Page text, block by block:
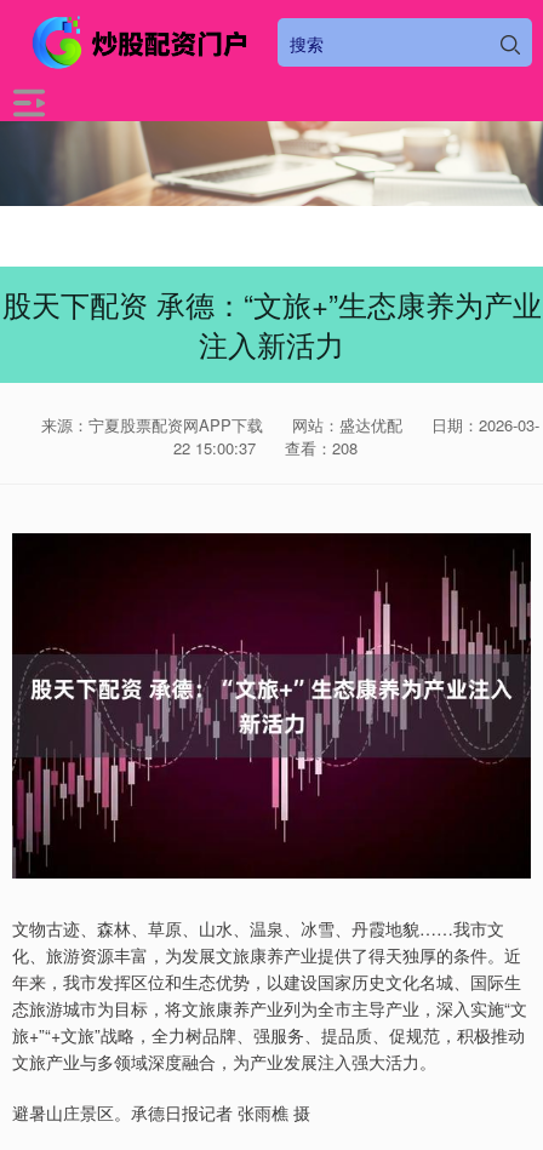
股天下配资 承德：“文旅+”生态康养为产业
注入新活力
来源：宁夏股票配资网APP下载 网站：盛达优配
日期：2026-03-
22 15:00:37
查看：208
文物古迹、森林、草原、山水、温泉、冰雪、丹霞地貌……我市文
化、旅游资源丰富，为发展文旅康养产业提供了得天独厚的条件。近
年来，我市发挥区位和生态优势，以建设国家历史文化名城、国际生
态旅游城市为目标，将文旅康养产业列为全市主导产业，深入实施“文
旅+”“+文旅”战略，全力树品牌、强服务、提品质、促规范，积极推动
文旅产业与多领域深度融合，为产业发展注入强大活力。
避暑山庄景区。承德日报记者 张雨樵 摄